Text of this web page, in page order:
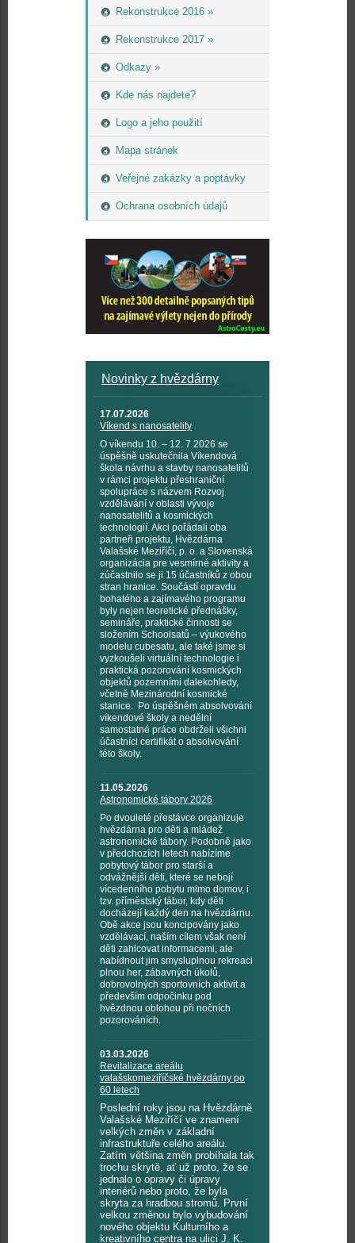
Rekonstrukce 2016 »
Rekonstrukce 2017 »
Odkazy »
Kde nás najdete?
Logo a jeho použití
Mapa stránek
Veřejné zakázky a poptávky
Ochrana osobních údajů
Novinky z hvězdárny
17.07.2026
Víkend s nanosatelity
O víkendu 10. – 12. 7 2026 se
úspěšně uskutečnila Víkendová
škola návrhu a stavby nanosatelitů
v rámci projektu přeshraniční
spolupráce s názvem Rozvoj
vzdělávání v oblasti vývoje
nanosatelitů a kosmických
technologií. Akci pořádali oba
partneři projektu, Hvězdárna
Valašské Meziříčí, p. o. a Slovenská
organizácia pre vesmírné aktivity a
zúčastnilo se ji 15 účastníků z obou
stran hranice. Součástí opravdu
bohatého a zajímavého programu
byly nejen teoretické přednášky,
semináře, praktické činnosti se
složením Schoolsatů – výukového
modelu cubesatu, ale také jsme si
vyzkoušeli virtuální technologie i
praktická pozorování kosmických
objektů pozemními dalekohledy,
včetně Mezinárodní kosmické
stanice. Po úspěšném absolvování
víkendové školy a nedělní
samostatné práce obdrželi všichni
účastníci certifikát o absolvování
této školy.
11.05.2026
Astronomické tábory 2026
Po dvouleté přestávce organizuje
hvězdárna pro děti a mládež
astronomické tábory. Podobně jako
v předchozích letech nabízíme
pobytový tábor pro starší a
odvážnější děti, které se nebojí
vícedenního pobytu mimo domov, i
tzv. příměstský tábor, kdy děti
docházejí každý den na hvězdárnu.
Obě akce jsou koncipovány jako
vzdělávací, naším cílem však není
děti zahlcovat informacemi, ale
nabídnout jim smysluplnou rekreaci
plnou her, zábavných úkolů,
dobrovolných sportovních aktivit a
především odpočinku pod
hvězdnou oblohou při nočních
pozorováních.
03.03.2026
Revitalizace areálu
valašskomeziříčské hvězdárny po
60 letech
Poslední roky jsou na Hvězdárně
Valašské Meziříčí ve znamení
velkých změn v základní
infrastruktuře celého areálu.
Zatím většina změn probíhala tak
trochu skrytě, ať už proto, že se
jednalo o opravy či úpravy
interiérů nebo proto, že byla
skryta za hradbou stromů. První
velkou změnou bylo vybudování
nového objektu Kulturního a
kreativního centra na ulici J. K.